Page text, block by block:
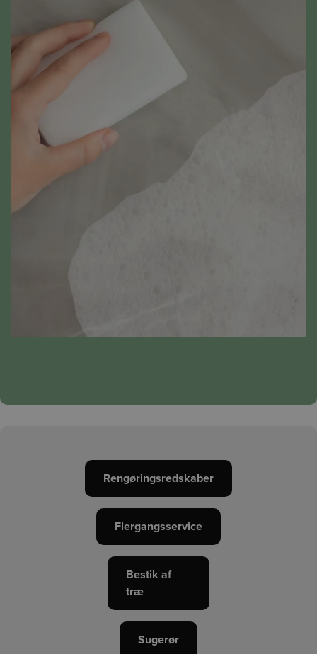
Rengøringsredskaber
Flergangsservice
Bestik af
træ
Sugerør